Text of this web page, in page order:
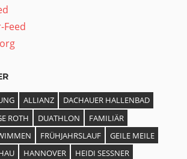
ALLIANZ
DACHAUER HALLENBAD
ROTH
DUATHLON
FAMILIÄR
FRÜHJAHRSLAUF
GEILE MEILE
HANNOVER
HEIDI SESSNER